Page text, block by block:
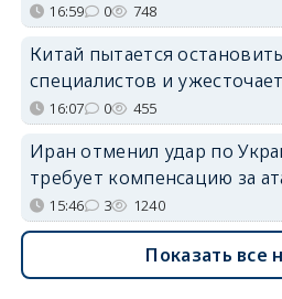
16:59 0 748
Китай пытается
специалистов и
16:07 0 455
Иран отменил удар по
требует компенсацию за
15:46 3 1240
Показать все